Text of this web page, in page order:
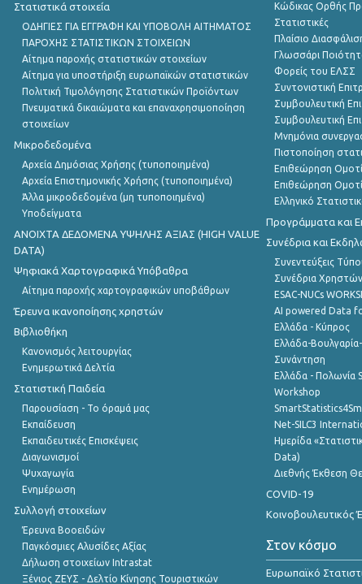
Στατιστικά στοιχεία
ΟΔΗΓΙΕΣ ΓΙΑ ΕΓΓΡΑΦΗ ΚΑΙ ΥΠΟΒΟΛΗ ΑΙΤΗΜΑΤΟΣ
ΠΑΡΟΧΗΣ ΣΤΑΤΙΣΤΙΚΩΝ ΣΤΟΙΧΕΙΩΝ
Αίτημα παροχής στατιστικών στοιχείων
Αίτημα για υποστήριξη ευρωπαϊκών στατιστικών
Πολιτική Τιμολόγησης Στατιστικών Προϊόντων
Πνευματικά δικαιώματα και επαναχρησιμοποίηση
στοιχείων
Μικροδεδομένα
Αρχεία Δημόσιας Χρήσης (τυποποιημένα)
Αρχεία Επιστημονικής Χρήσης (τυποποιημένα)
Άλλα μικροδεδομένα (μη τυποποιημένα)
Υποδείγματα
ANOIXTA ΔΕΔΟΜΕΝΑ ΥΨΗΛΗΣ ΑΞΙΑΣ (HIGH VALUE
DATA)
Ψηφιακά Χαρτογραφικά Υπόβαθρα
Αίτημα παροχής χαρτογραφικών υποβάθρων
Έρευνα ικανοποίησης χρηστών
Βιβλιοθήκη
Κανονισμός λειτουργίας
Ενημερωτικά Δελτία
Στατιστική Παιδεία
Παρουσίαση - Το όραμά μας
Εκπαίδευση
Εκπαιδευτικές Επισκέψεις
Διαγωνισμοί
Ψυχαγωγία
Ενημέρωση
Συλλογή στοιχείων
Έρευνα Βοοειδών
Παγκόσμιες Αλυσίδες Αξίας
Δήλωση στοιχείων Intrastat
Ξένιος ΖΕΥΣ - Δελτίο Κίνησης Τουριστικών
Κώδικας Ορθής
Στατιστικές
Πλαίσιο
Γλωσσάρι
Φορείς του ΕΛΣΣ
Συντονιστική
Συμβουλευτική
Συμβουλευτική
Μνημόνια
Πιστοποίηση
Επιθεώρηση
Επιθεώρηση
Ελληνικό
Προγράμματα και
Συνέδρια και
Συνεντεύξεις
Συνέδρια Χρηστών
ESAC-NUCs
AI powered Data
Ελλάδα - Κύπρος
Ελλάδα-
Συνάντηση
Ελλάδα - Πολωνία
Workshop
Net-SILC3
Ημερίδα
Data)
Διεθνής Έκθεση
COVID-19
Κοινοβουλευτικός
Στον κόσμο
Ευρωπαϊκό